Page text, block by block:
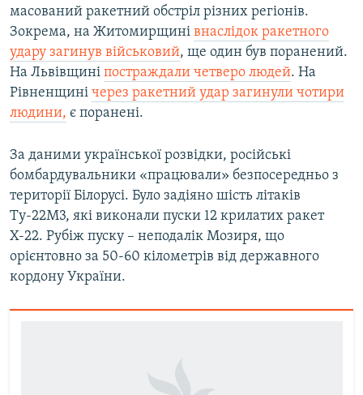
масований ракетний обстріл різних регіонів.
Зокрема, на Житомирщині внаслідок ракетного
удару загинув військовий, ще один був поранений.
На Львівщині постраждали четверо людей. На
Рівненщині через ракетний удар загинули чотири
людини, є поранені.
За даними української розвідки, російські
бомбардувальники «працювали» безпосередньо з
території Білорусі. Було задіяно шість літаків
Ту-22М3, які виконали пуски 12 крилатих ракет
Х-22. Рубіж пуску – неподалік Мозиря, що
орієнтовно за 50-60 кілометрів від державного
кордону України.